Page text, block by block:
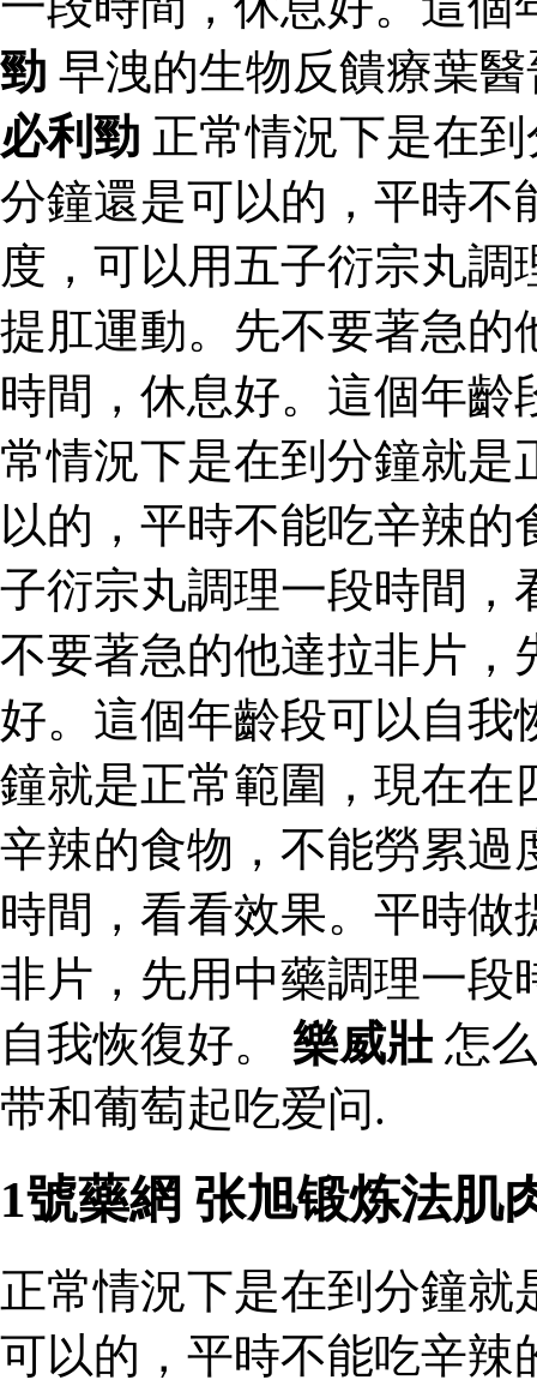
勁 早洩的生物反饋療葉
必利勁 正常情況下是在
分鐘還是可以的，平時不
度，可以用五子衍宗丸
提肛運動。先不要著急的
時間，休息好。這個年
常情況下是在到分鐘就是
以的，平時不能吃辛辣
子衍宗丸調理一段時間，
不要著急的他達拉非片，
好。這個年齡段可以自我
鐘就是正常範圍，現在在
辛辣的食物，不能勞累過
時間，看看效果。平時
非片，先用中藥調理一段
自我恢復好。 樂威壯怎
带和葡萄起吃爱问.
1號藥網 张旭锻炼法肌
正常情況下是在到分鐘
可以的，平時不能吃辛辣